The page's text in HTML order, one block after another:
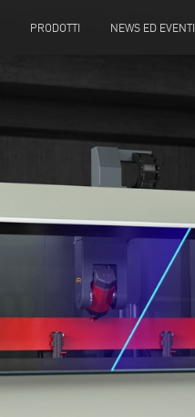
PRODOTTI NEWS ED EVENTI